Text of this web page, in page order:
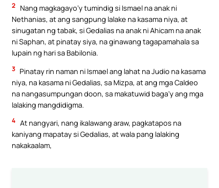
2
Nang magkagayo’y tumindig si Ismael na anak ni
Nethanias, at ang sangpung lalake na kasama niya, at
sinugatan ng tabak, si Gedalias na anak ni Ahicam na anak
ni Saphan, at pinatay siya, na ginawang tagapamahala sa
lupain ng hari sa Babilonia.
3 Pinatay rin naman ni Ismael ang lahat na Judio na kasama
niya, na kasama ni Gedalias, sa Mizpa, at ang mga Caldeo
na nangasumpungan doon, sa makatuwid baga’y ang mga
lalaking mangdidigma.
4 At nangyari, nang ikalawang araw, pagkatapos na
kaniyang mapatay si Gedalias, at wala pang lalaking
nakakaalam,